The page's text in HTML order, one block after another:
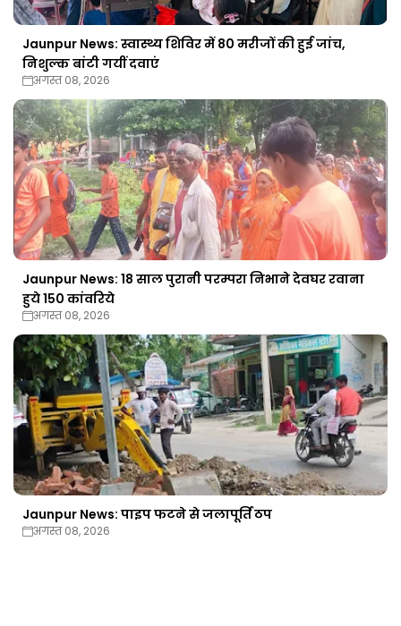
Jaunpur News: स्वास्थ्य शिविर में 80 मरीजों की हुई जांच,
निशुल्क बांटी गयीं दवाएं
अगस्त 08, 2026
Jaunpur News: 18 साल पुरानी परम्परा निभाने देवघर रवाना
हुये 150 कांवरिये
अगस्त 08, 2026
Jaunpur News: पाइप फटने से जलापूर्ति ठप
अगस्त 08, 2026